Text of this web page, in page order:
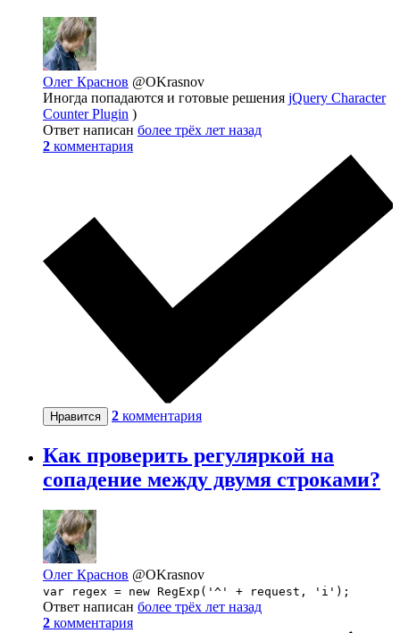
Олег Краснов @OKrasnov
Иногда попадаются и готовые решения jQuery Character
Counter Plugin )
Ответ написан более трёх лет назад
2 комментария
Нравится 2 комментария
Как проверить регуляркой на
сопадение между двумя строками?
Олег Краснов @OKrasnov
var regex = new RegExp('^' + request, 'i');
Ответ написан более трёх лет назад
2 комментария